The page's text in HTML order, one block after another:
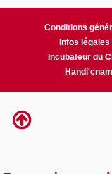
Conditions
Infos légales
Incubateur du
Handi'cnam